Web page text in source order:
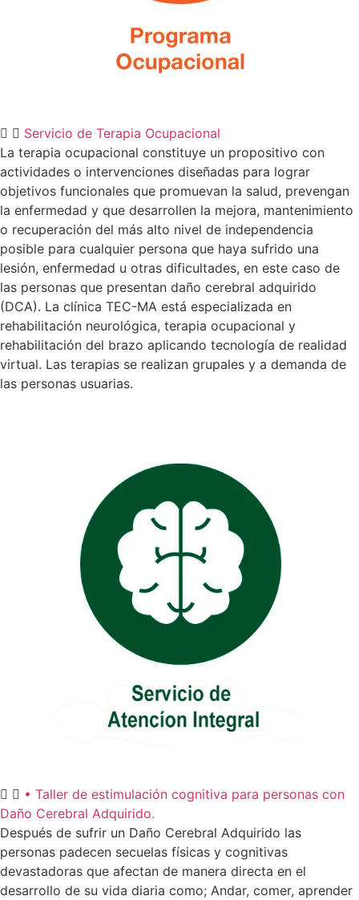
Servicio de Terapia Ocupacional
La terapia ocupacional constituye un propositivo con
actividades o intervenciones diseñadas para lograr
objetivos funcionales que promuevan la salud, prevengan
la enfermedad y que desarrollen la mejora, mantenimiento
o recuperación del más alto nivel de independencia
posible para cualquier persona que haya sufrido una
lesión, enfermedad u otras dificultades, en este caso de
las personas que presentan daño cerebral adquirido
(DCA). La clínica TEC-MA está especializada en
rehabilitación neurológica, terapia ocupacional y
rehabilitación del brazo aplicando tecnología de realidad
virtual. Las terapias se realizan grupales y a demanda de
las personas usuarias.
• Taller de estimulación cognitiva para personas con
Daño Cerebral Adquirido.
Después de sufrir un Daño Cerebral Adquirido las
personas padecen secuelas físicas y cognitivas
devastadoras que afectan de manera directa en el
desarrollo de su vida diaria como; Andar, comer, aprender